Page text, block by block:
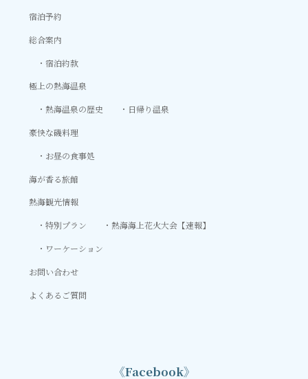
宿泊予約
総合案内
宿泊約款
極上の熱海温泉
熱海温泉の歴史
日帰り温泉
豪快な磯料理
お昼の食事処
海が香る旅館
熱海観光情報
特別プラン
熱海海上花火大会【速報】
ワーケーション
お問い合わせ
よくあるご質問
《Facebook》